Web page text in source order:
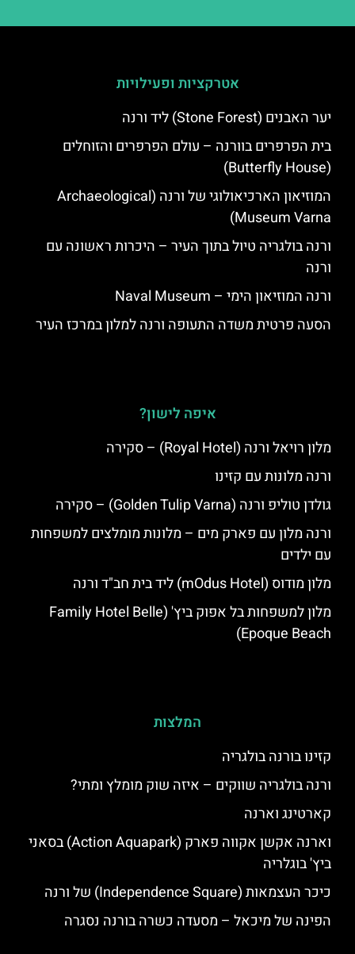
אטרקציות ופעילויות
יער האבנים (Stone Forest) ליד ורנה
בית הפרפרים בוורנה – עולם הפרפרים והזוחלים
(Butterfly House)
המוזיאון הארכיאולוגי של ורנה (Archaeological
Museum Varna)
ורנה בולגריה טיול בתוך העיר – היכרות ראשונה עם
ורנה
ורנה המוזיאון הימי – Naval Museum
הסעה פרטית משדה התעופה ורנה למלון במרכז העיר
איפה לישון?
מלון רויאל ורנה (Royal Hotel) – סקירה
ורנה מלונות עם קזינו
גולדן טוליפ ורנה (Golden Tulip Varna) – סקירה
ורנה מלון עם פארק מים – מלונות מומלצים למשפחות
עם ילדים
מלון מודוס (mOdus Hotel) ליד בית חב"ד ורנה
מלון למשפחות בל אפוק ביץ' (Family Hotel Belle
Epoque Beach)
המלצות
קזינו בורנה בולגריה
ורנה בולגריה שווקים – איזה שוק מומלץ ומתי?
קארטינג וארנה
וארנה אקשן אקווה פארק (Action Aquapark) בסאני
ביץ' בוגלריה
כיכר העצמאות (Independence Square) של ורנה
הפינה של מיכאל – מסעדה כשרה בורנה נסגרה